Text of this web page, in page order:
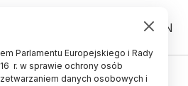
PL EN
Parlamentu Europejskiego i Rady
r. w sprawie ochrony osób
danych osobowych i